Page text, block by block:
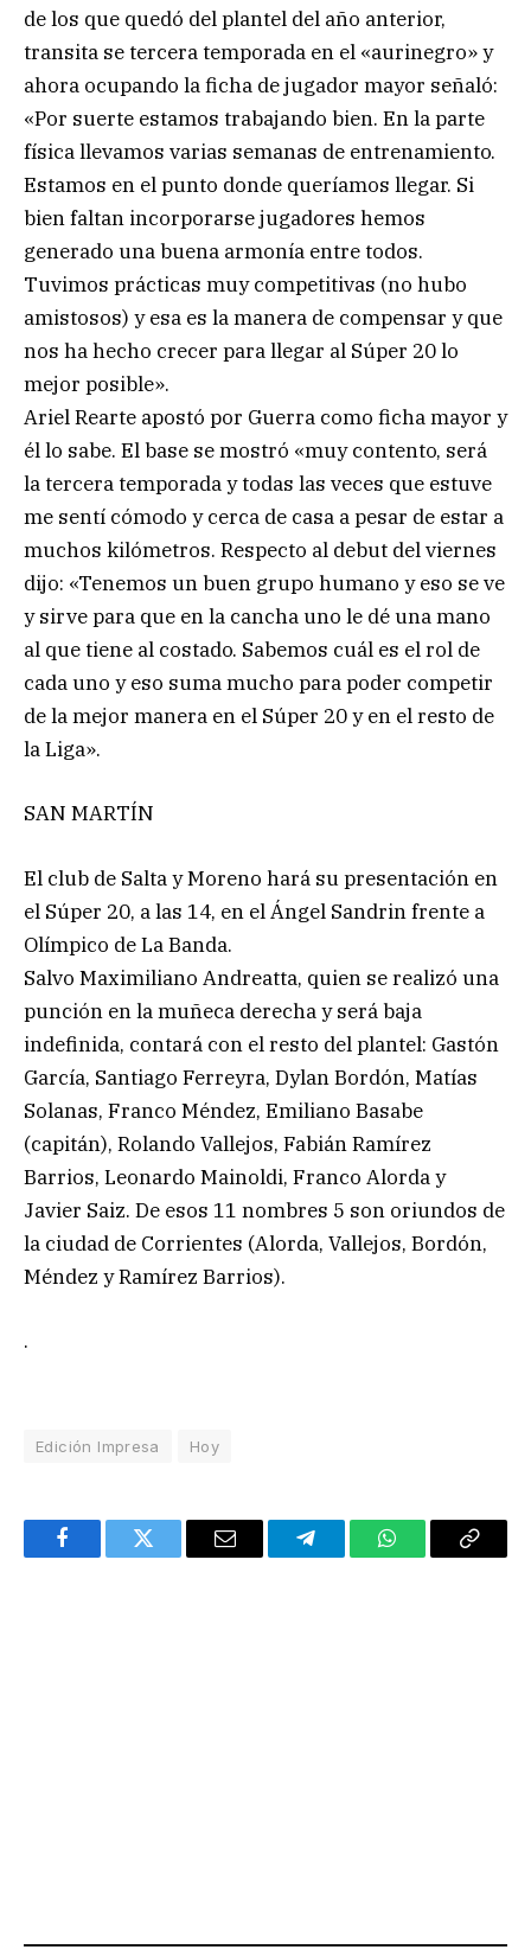
de los que quedó del plantel del año anterior,
transita se tercera temporada en el «aurinegro» y
ahora ocupando la ficha de jugador mayor señaló:
«Por suerte estamos trabajando bien. En la parte
física llevamos varias semanas de entrenamiento.
Estamos en el punto donde queríamos llegar. Si
bien faltan incorporarse jugadores hemos
generado una buena armonía entre todos.
Tuvimos prácticas muy competitivas (no hubo
amistosos) y esa es la manera de compensar y que
nos ha hecho crecer para llegar al Súper 20 lo
mejor posible».
Ariel Rearte apostó por Guerra como ficha mayor y
él lo sabe. El base se mostró «muy contento, será
la tercera temporada y todas las veces que estuve
me sentí cómodo y cerca de casa a pesar de estar a
muchos kilómetros. Respecto al debut del viernes
dijo: «Tenemos un buen grupo humano y eso se ve
y sirve para que en la cancha uno le dé una mano
al que tiene al costado. Sabemos cuál es el rol de
cada uno y eso suma mucho para poder competir
de la mejor manera en el Súper 20 y en el resto de
la Liga».
SAN MARTÍN
El club de Salta y Moreno hará su presentación en
el Súper 20, a las 14, en el Ángel Sandrin frente a
Olímpico de La Banda.
Salvo Maximiliano Andreatta, quien se realizó una
punción en la muñeca derecha y será baja
indefinida, contará con el resto del plantel: Gastón
García, Santiago Ferreyra, Dylan Bordón, Matías
Solanas, Franco Méndez, Emiliano Basabe
(capitán), Rolando Vallejos, Fabián Ramírez
Barrios, Leonardo Mainoldi, Franco Alorda y
Javier Saiz. De esos 11 nombres 5 son oriundos de
la ciudad de Corrientes (Alorda, Vallejos, Bordón,
Méndez y Ramírez Barrios).
.
Edición Impresa Hoy
FacebookTwitter Email TelegramWhatsAppCopy